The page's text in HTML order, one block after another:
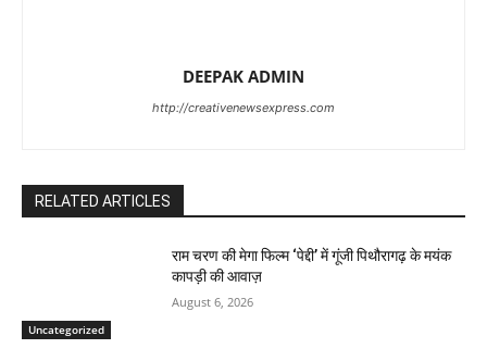
DEEPAK ADMIN
http://creativenewsexpress.com
RELATED ARTICLES
Uncategorized
राम चरण की मेगा फिल्म ‘पेद्दी’ में गूंजी पिथौरागढ़ के मयंक
कापड़ी की आवाज़
August 6, 2026